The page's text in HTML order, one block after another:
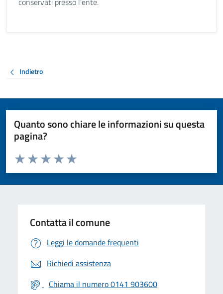
Indietro
Quanto sono chiare le informazioni su questa
pagina?
Valuta da 1 a 5 stelle la pagina
Valuta 5 stelle su 5
Valuta 4 stelle su 5
Valuta 3 stelle su 5
Valuta 2 stelle su 5
Valuta 1 stelle su 5
Contatta il comune
Leggi le domande frequenti
Richiedi assistenza
Chiama il numero 0141 903600